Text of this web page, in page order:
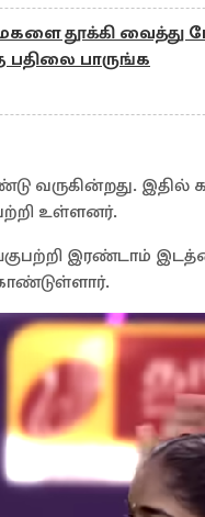
தூக்கி வைத்து
பதிலை பாருங்க
வருகின்றது. இதில்
உள்ளனர்.
இரண்டாம்